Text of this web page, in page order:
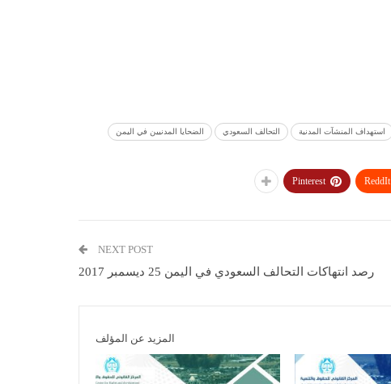
استهداف المنشآت المدنية التحالف السعودي الضحايا المدنيين في اليمن
ReddIt
Pinterest
NEXT POST
رصد انتهاكات التحالف السعودي في اليمن 25 ديسمبر 2017
المزيد عن المؤلف